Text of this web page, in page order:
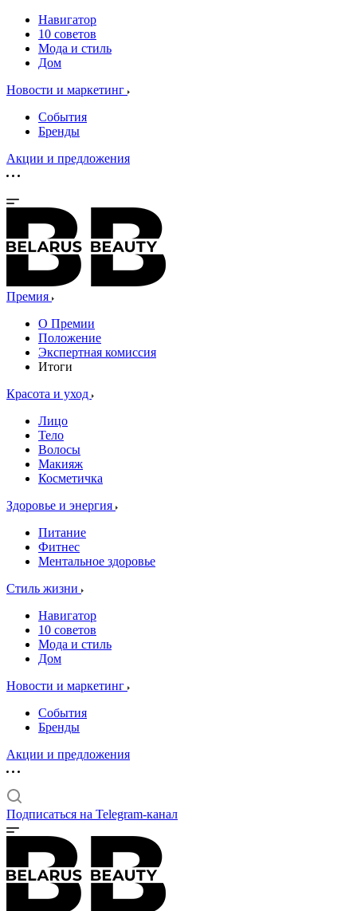
Навигатор
10 советов
Мода и стиль
Дом
Новости и маркетинг
События
Бренды
Акции и предложения
Премия
О Премии
Положение
Экспертная комиссия
Итоги
Красота и уход
Лицо
Тело
Волосы
Макияж
Косметичка
Здоровье и энергия
Питание
Фитнес
Ментальное здоровье
Стиль жизни
Навигатор
10 советов
Мода и стиль
Дом
Новости и маркетинг
События
Бренды
Акции и предложения
Подписаться на Telegram-канал